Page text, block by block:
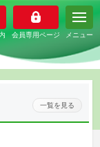
メニュー
一覧を見る